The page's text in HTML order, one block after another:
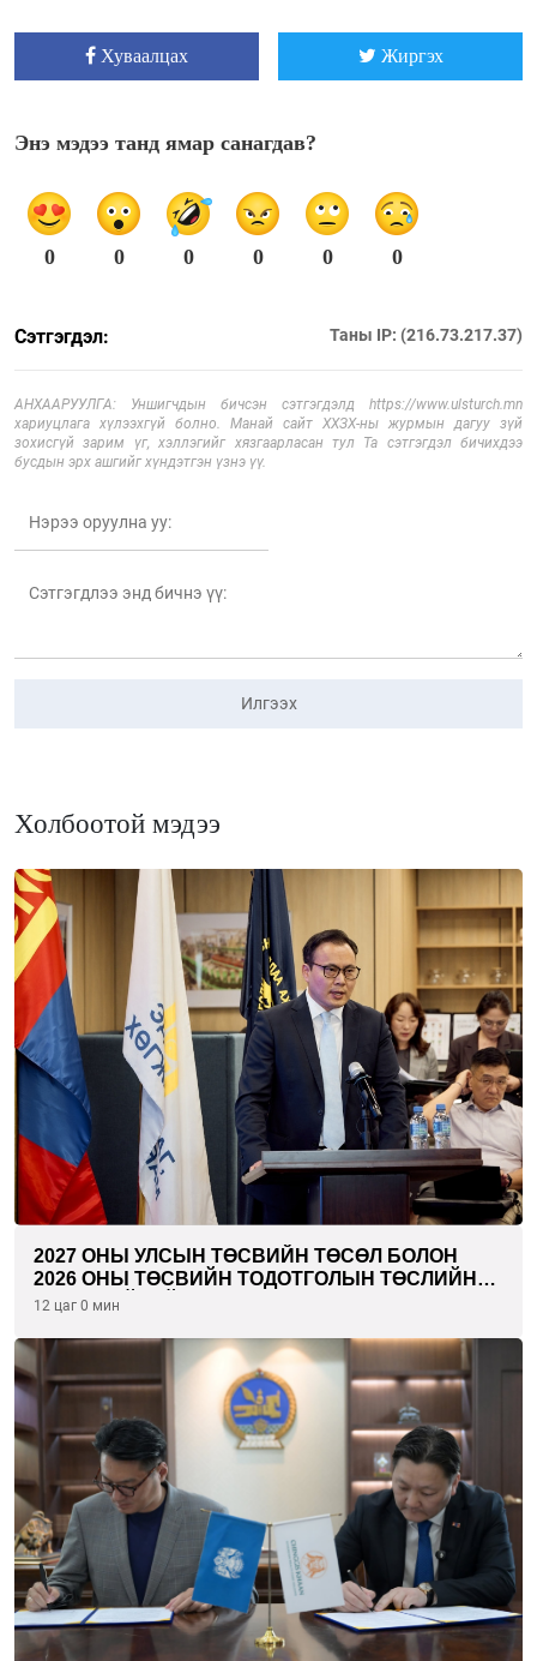
Хуваалцах Жиргэх
Энэ мэдээ танд ямар санагдав?
0 0 0 0 0 0
Сэтгэгдэл: Таны IP: (216.73.217.37)
АНХААРУУЛГА: Уншигчдын бичсэн сэтгэгдэлд https://www.ulsturch.mn
хариуцлага хүлээхгүй болно. Манай сайт ХХЗХ-ны журмын дагуу зүй
зохисгүй зарим үг, хэллэгийг хязгаарласан тул Та сэтгэгдэл бичихдээ
бусдын эрх ашгийг хүндэтгэн үзнэ үү.
Илгээх
Холбоотой мэдээ
2027 ОНЫ УЛСЫН ТӨСВИЙН ТӨСӨЛ БОЛОН
2026 ОНЫ ТӨСВИЙН ТОДОТГОЛЫН ТӨСЛИЙН
ОЛОН НИЙТИЙН ХЭЛЭЛЦҮҮЛЭГ БОЛЛОО
12 цаг 0 мин